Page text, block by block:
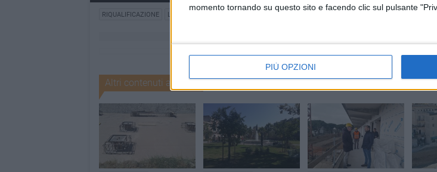
momento tornando su questo sito e facendo clic sul pulsante
PIÙ OPZIONI
RIQUALIFICAZIONE LAVORI PUBBLICI
Altri contenuti a tema